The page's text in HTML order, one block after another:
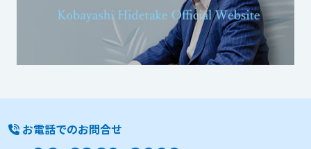
お電話でのお問合せ